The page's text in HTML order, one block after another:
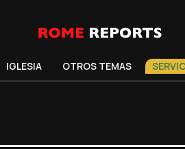
IGLESIA OTROS TEMAS